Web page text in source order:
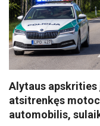
Alytaus apskrities
atsitrenkęs
automobilis,